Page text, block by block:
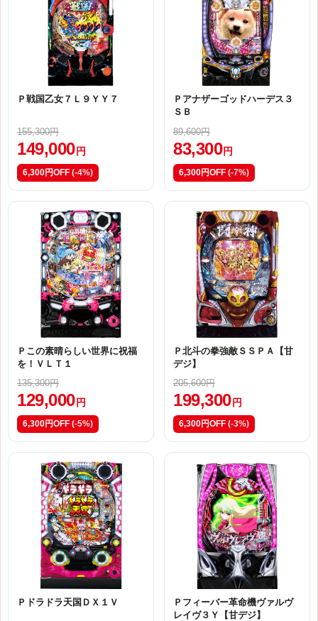
Ｐ戦国乙女７Ｌ９ＹＹ７
155,300円
149,000円
6,300円OFF (-4%)
Ｐアナザーゴッドハーデス３
ＳＢ
89,600円
83,300円
6,300円OFF (-7%)
Ｐこの素晴らしい世界に祝福
を！ＶＬＴ１
135,300円
129,000 円
6,300円OFF (-5%)
Ｐ北斗の拳強敵ＳＳＰＡ【甘
デジ】
205,600円
199,300 円
6,300円OFF (-3%)
Ｐドラドラ天国ＤＸ１Ｖ
Ｐフィーバー革命機ヴァルヴ
レイヴ３Ｙ【甘デジ】